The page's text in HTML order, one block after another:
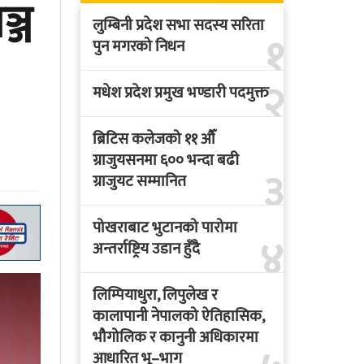
१
लुम्बिनी प्रदेश सभा सदस्य सरिता
पुन मगरको निधन
२
मधेश प्रदेश प्रमुख भण्डारी पदमुक्त
३
ब्रिटिस कलेजको ११ औँ
ग्राजुयसनमा ६०० भन्दा बढी
ग्राजुयट सम्मानित
४
पोखराबाट भुटानको पारोमा
अन्तर्राष्ट्रिय उडान हुँदै
लिम्पियाधुरा, लिपुलेख र
कालापानी नेपालको ऐतिहासिक,
भौगोलिक र कानुनी अधिकारमा
आधारित भू–भाग